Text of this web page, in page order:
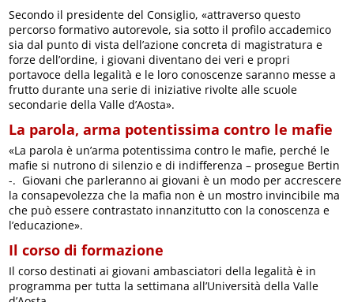
Secondo il presidente del Consiglio, «attraverso questo
percorso formativo autorevole, sia sotto il profilo accademico
sia dal punto di vista dell’azione concreta di magistratura e
forze dell’ordine, i giovani diventano dei veri e propri
portavoce della legalità e le loro conoscenze saranno messe a
frutto durante una serie di iniziative rivolte alle scuole
secondarie della Valle d’Aosta».
La parola, arma potentissima contro le mafie
«La parola è un’arma potentissima contro le mafie, perché le
mafie si nutrono di silenzio e di indifferenza – prosegue Bertin
-. Giovani che parleranno ai giovani è un modo per accrescere
la consapevolezza che la mafia non è un mostro invincibile ma
che può essere contrastato innanzitutto con la conoscenza e
l’educazione».
Il corso di formazione
Il corso destinati ai giovani ambasciatori della legalità è in
programma per tutta la settimana all’Università della Valle